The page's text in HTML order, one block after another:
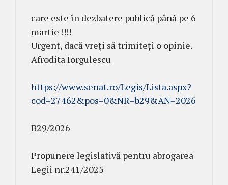
care este în dezbatere publică până pe 6
martie !!!!
Urgent, dacă vreți să trimiteți o opinie.
Afrodita Iorgulescu
https://www.senat.ro/Legis/Lista.aspx?
cod=27462&pos=0&NR=b29&AN=2026
B29/2026
Propunere legislativă pentru abrogarea
Legii nr.241/2025